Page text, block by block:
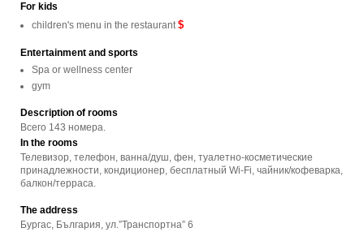
For kids
children's menu in the restaurant $
Entertainment and sports
Spa or wellness center
gym
Description of rooms
Всего 143 номера.
In the rooms
Телевизор, телефон, ванна/душ, фен, туалетно-косметические
принадлежности, кондиционер, бесплатный Wi-Fi, чайник/кофеварка,
балкон/терраса.
The address
Бургас, България, ул.”Транспортна” 6